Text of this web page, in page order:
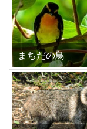
まちだの鳥